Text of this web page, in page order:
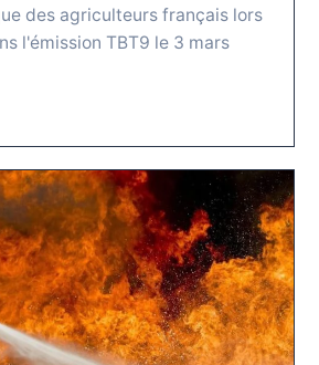
des agriculteurs français lors
l'émission TBT9 le 3 mars